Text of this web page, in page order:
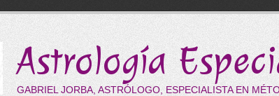
Astrología
GABRIEL JORBA, ASTRÓLOGO, ESPECIALISTA EN